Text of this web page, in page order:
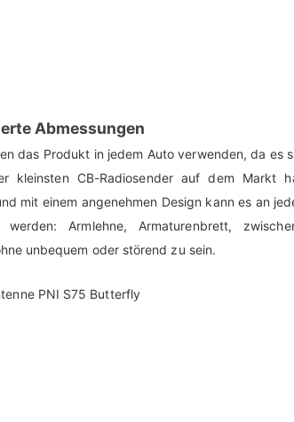
Abmessungen
das Produkt in jedem Auto verwenden, da es
kleinsten CB-Radiosender auf dem Markt
mit einem angenehmen Design kann es an
werden: Armlehne, Armaturenbrett,
unbequem oder störend zu sein.